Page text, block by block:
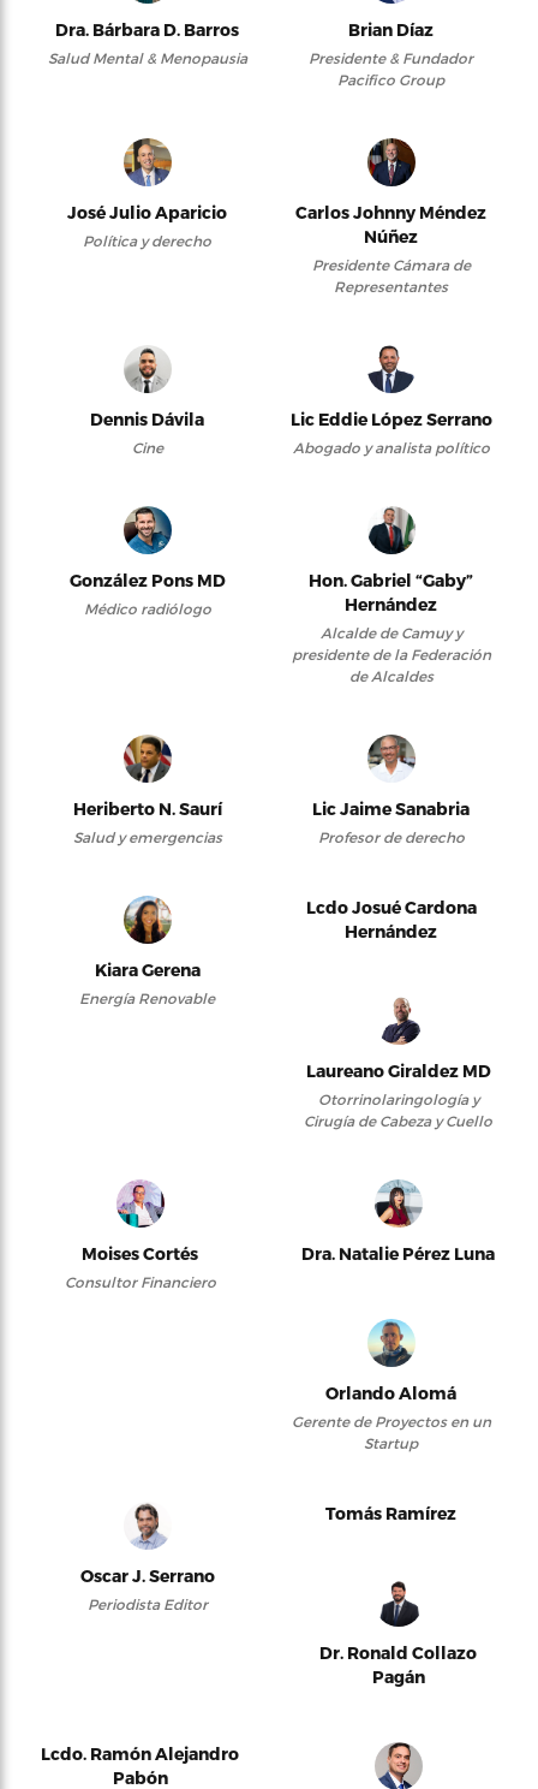
Dra. Bárbara D. Barros
Salud Mental & Menopausia
Brian Díaz
Presidente & Fundador
Pacifico Group
José Julio Aparicio
Política y derecho
Carlos Johnny Méndez
Núñez
Presidente Cámara de
Representantes
Dennis Dávila
Cine
Lic Eddie López Serrano
Abogado y analista político
González Pons MD
Médico radiólogo
Hon. Gabriel “Gaby”
Hernández
Alcalde de Camuy y
presidente de la Federación
de Alcaldes
Heriberto N. Saurí
Salud y emergencias
Lic Jaime Sanabria
Profesor de derecho
Kiara Gerena
Energía Renovable
Lcdo Josué Cardona
Hernández
Laureano Giraldez MD
Otorrinolaringología y
Cirugía de Cabeza y Cuello
Moises Cortés
Consultor Financiero
Dra. Natalie Pérez Luna
Orlando Alomá
Gerente de Proyectos en un
Startup
Oscar J. Serrano
Periodista Editor
Tomás Ramírez
Dr. Ronald Collazo
Pagán
Lcdo. Ramón Alejandro
Pabón